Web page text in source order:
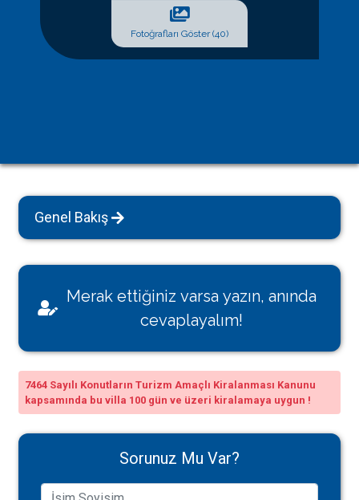
Fotoğrafları Göster (40)
Genel Bakış
Merak ettiğiniz varsa yazın, anında
cevaplayalım!
7464 Sayılı Konutların Turizm Amaçlı Kiralanması Kanunu
kapsamında bu villa 100 gün ve üzeri kiralamaya uygun !
Sorunuz Mu Var?